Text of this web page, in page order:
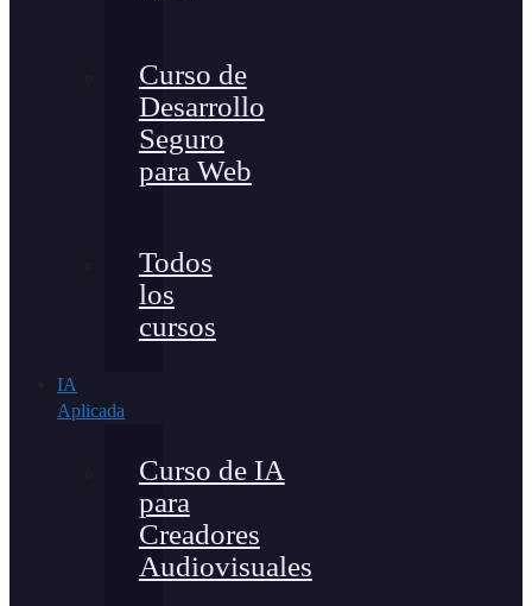
Curso de
Desarrollo
Seguro
para Web
Todos
los
cursos
IA
Aplicada
Curso de IA
para
Creadores
Audiovisuales